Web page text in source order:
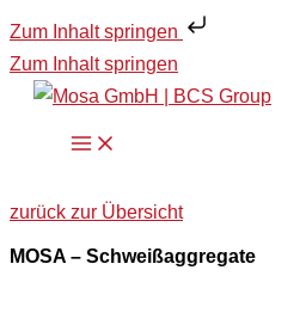
Zum Inhalt springen
Zum Inhalt springen
zurück zur Übersicht
MOSA – Schweißaggregate